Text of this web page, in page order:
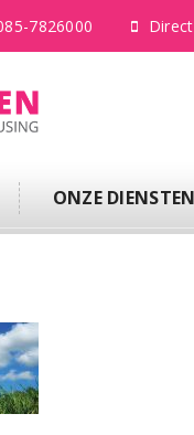
7826000
ONZE DIENSTEN